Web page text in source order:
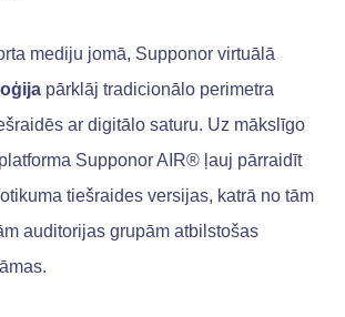
mediju jomā, Supponor virtuālā
pārklāj tradicionālo perimetra
ar digitālo saturu. Uz mākslīgo
Supponor AIR® ļauj pārraidīt
tiešraides versijas, katrā no tām
auditorijas grupām atbilstošas